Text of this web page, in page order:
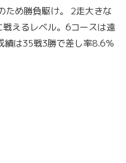
ため勝負駆け。 2走大きな
えるレベル。6コースは遠
績は35戦3勝で差し率8.6％